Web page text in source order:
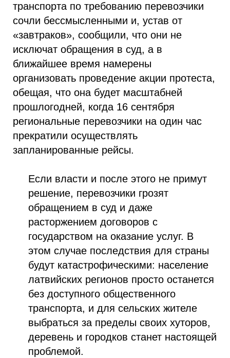
транспорта по требованию перевозчики
сочли бессмысленными и, устав от
«завтраков», сообщили, что они не
исключат обращения в суд, а в
ближайшее время намерены
организовать проведение акции протеста,
обещая, что она будет масштабней
прошлогодней, когда 16 сентября
региональные перевозчики на один час
прекратили осуществлять
запланированные рейсы.
Если власти и после этого не примут
решение, перевозчики грозят
обращением в суд и даже
расторжением договоров с
государством на оказание услуг. В
этом случае последствия для страны
будут катастрофическими: население
латвийских регионов просто останется
без доступного общественного
транспорта, и для сельских жителе
выбраться за пределы своих хуторов,
деревень и городков станет настоящей
проблемой.